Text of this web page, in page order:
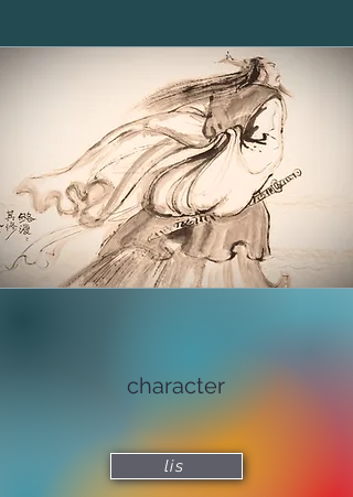
​character
lis